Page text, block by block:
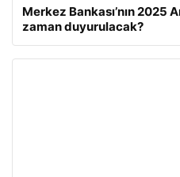
Merkez Bankası’nın 2025
zaman duyurulacak?